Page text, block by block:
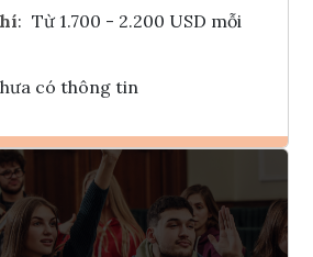
: Từ 1.700 - 2.200 USD mỗi
có thông tin
Ghi danh
Tham vấn Interlink